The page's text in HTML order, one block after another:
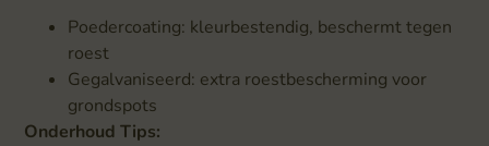
Poedercoating: kleurbestendig, beschermt tegen
roest
Gegalvaniseerd: extra roestbescherming voor
grondspots
Onderhoud Tips: